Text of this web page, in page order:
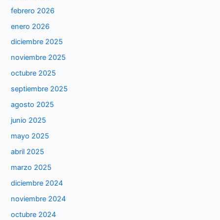
febrero 2026
enero 2026
diciembre 2025
noviembre 2025
octubre 2025
septiembre 2025
agosto 2025
junio 2025
mayo 2025
abril 2025
marzo 2025
diciembre 2024
noviembre 2024
octubre 2024